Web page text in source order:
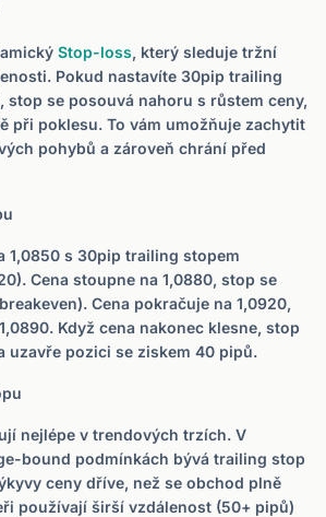
Stop-loss, který sleduje tržní
Pokud nastavíte 30pip trailing
stop se posouvá nahoru s růstem ceny,
při poklesu. To vám umožňuje zachytit
pohybů a zároveň chrání před
1,0850 s 30pip trailing stopem
Cena stoupne na 1,0880, stop se
Cena pokračuje na 1,0920,
Když cena nakonec klesne, stop
uzavře pozici se ziskem 40 pipů.
nejlépe v trendových trzích. V
bound podmínkách bývá trailing stop
ceny dříve, než se obchod plně
používají širší vzdálenost (50+ pipů)